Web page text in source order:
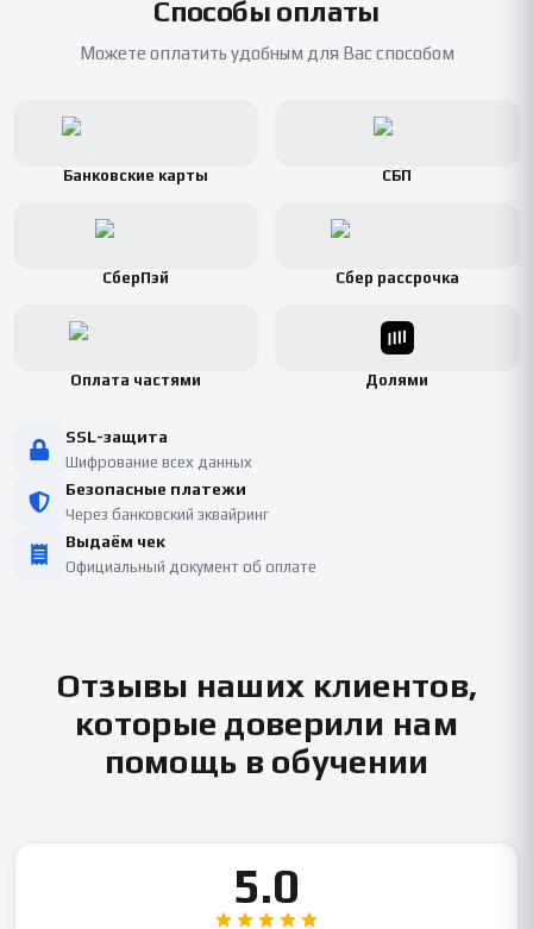
Способы оплаты
Можете оплатить удобным для Вас способом
Банковские карты СБП
СберПэй Сбер рассрочка
Оплата частями Долями
SSL-защита
Шифрование всех данных
Безопасные платежи
Через банковский эквайринг
Выдаём чек
Официальный документ об оплате
Отзывы наших клиентов,
которые доверили нам
помощь в обучении
5.0